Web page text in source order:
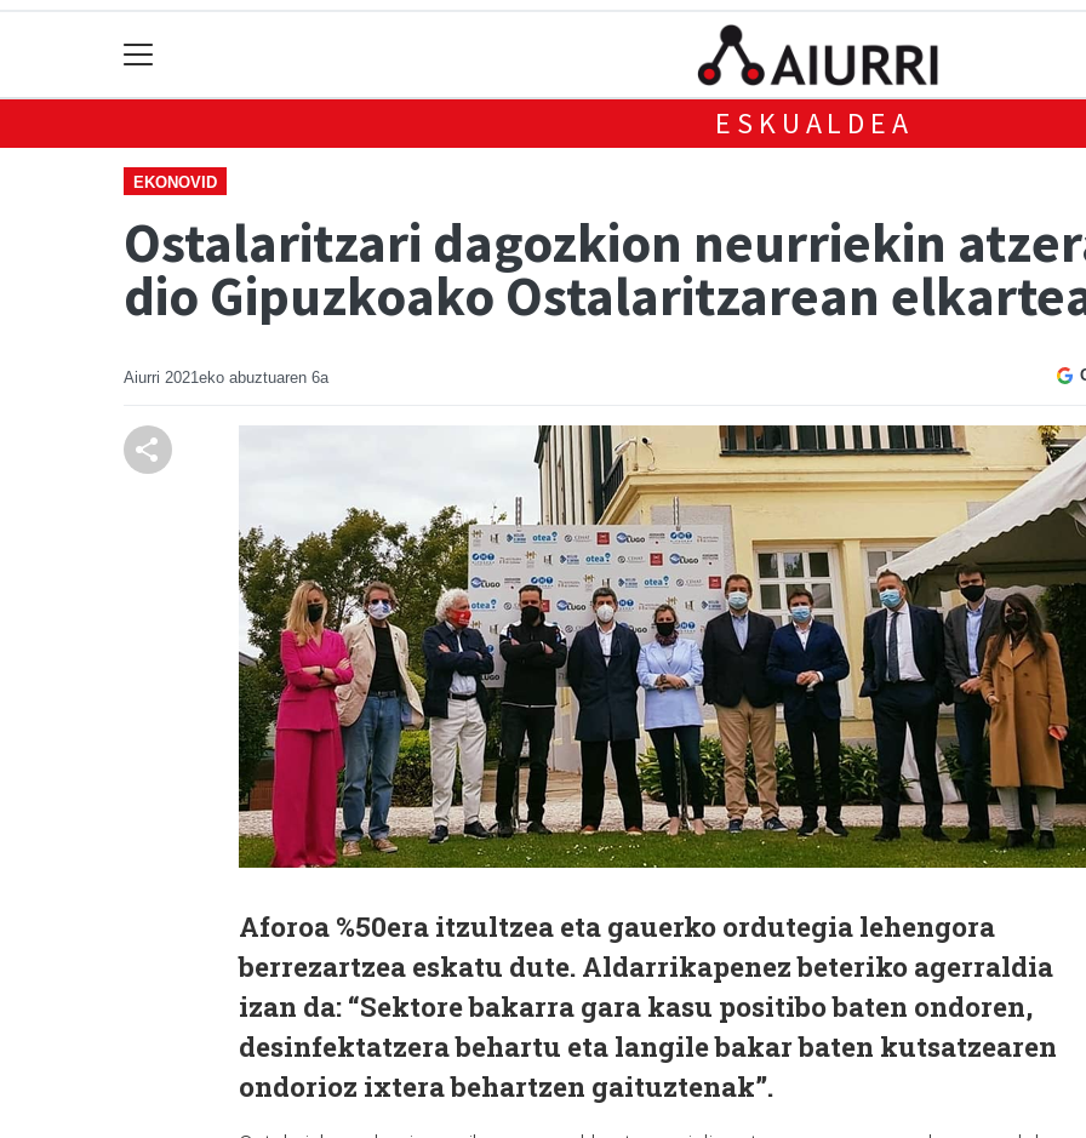
ESKUALDEA
EKONOVID
Ostalaritzari dagozkion neurriekin
dio Gipuzkoako Ostalaritzarean
Aiurri 2021eko abuztuaren 6a
Aforoa %50era itzultzea eta gauerko ordutegia lehengora
berrezartzea eskatu dute. Aldarrikapenez beteriko agerraldia
izan da: “Sektore bakarra gara kasu positibo baten ondoren,
desinfektatzera behartu eta langile bakar baten kutsatzearen
ondorioz ixtera behartzen gaituztenak”.